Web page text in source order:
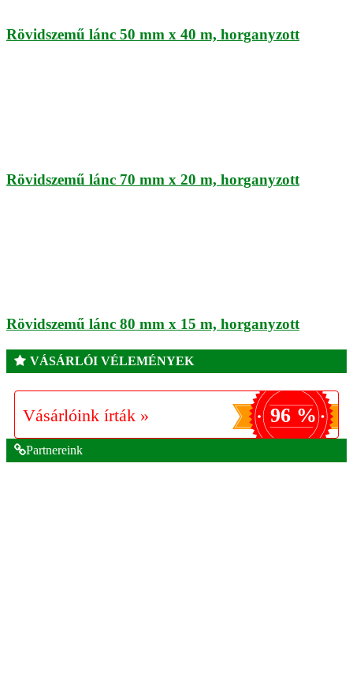
Rövidszemű lánc 50 mm x 40 m, horganyzott
Rövidszemű lánc 70 mm x 20 m, horganyzott
Rövidszemű lánc 80 mm x 15 m, horganyzott
VÁSÁRLÓI VÉLEMÉNYEK
Vásárlóink írták » 96 %
Partnereink